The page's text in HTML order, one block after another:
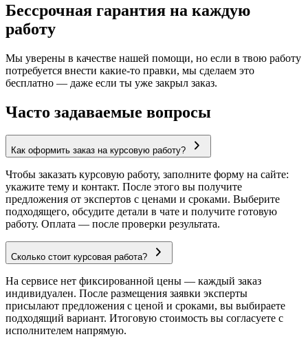
Бессрочная гарантия на каждую
работу
Мы уверены в качестве нашей помощи, но если в твою работу
потребуется внести какие-то правки, мы сделаем это
бесплатно — даже если ты уже закрыл заказ.
Часто задаваемые вопросы
Как оформить заказ на курсовую работу?
Чтобы заказать курсовую работу, заполните форму на сайте:
укажите тему и контакт. После этого вы получите
предложения от экспертов с ценами и сроками. Выберите
подходящего, обсудите детали в чате и получите готовую
работу. Оплата — после проверки результата.
Сколько стоит курсовая работа?
На сервисе нет фиксированной цены — каждый заказ
индивидуален. После размещения заявки эксперты
присылают предложения с ценой и сроками, вы выбираете
подходящий вариант. Итоговую стоимость вы согласуете с
исполнителем напрямую.